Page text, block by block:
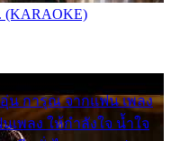
(KARAOKE)
น การุณ จากแฟน เพลง
เพลง ให้กำลังใจ น้ำใจ